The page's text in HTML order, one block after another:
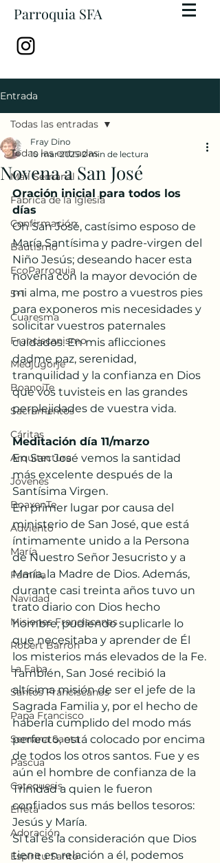
Parroquia SFA
Entrada
Todas las entradas
Mail Semanal
Fábrica de la Iglesia
Confirmación
Bautismo
EcoParroquia
5+1
Cuaresma
Franciscanismo
Medjugorje
BoanoiTe
Sacramentos
Cáritas
Arquitectura
Jóvenes
BoaxenTe
Adviento
María
Familia
Navidad
Misiones Franciscanas
Robert Barron
La Faba
Santos Franciscanos
Papa Francisco
Semana Santa
Pascua
Catequesis
Effetá
Adoración
Espíritu Santo
Todas las entradas
Novena a San José
Fray Dino
10 mar 2025 2 min de lectura
Oración inicial para todos los
días
Oh San José, castísimo esposo de
María Santísima y padre-virgen del
Niño Jesús; deseando hacer esta
novena con la mayor devoción de
mi alma, me postro a vuestros pies
para exponeros mis necesidades y
solicitar vuestros paternales
cuidados. En mis aflicciones
dadme paz, serenidad,
tranquilidad y la confianza en Dios
que vos tuvisteis en las grandes
perplejidades de vuestra vida.
Meditación día 11/marzo
En San José vemos la santidad
más excelente después de la
Santísima Virgen.
En primer lugar por causa del
ministerio de San José, que está
íntimamente unido a la Persona
de Nuestro Señor Jesucristo y a
María, la Madre de Dios. Además,
durante casi treinta años tuvo un
trato diario con Dios hecho
hombre, pudiendo suplicarle lo
que necesitaba y aprender de Él
los misterios más elevados de la Fe.
También, San José recibió la
altísima misión de ser el jefe de la
Sagrada Familia y, por el hecho de
haberla cumplido del modo más
perfecto, está colocado por encima
de todos los otros santos. Fue y es
aún el hombre de confianza de la
Trinidad a quien le fueron
confiados sus más bellos tesoros:
Jesús y María.
Si tal es la consideración que Dios
tiene en relación a él, podemos